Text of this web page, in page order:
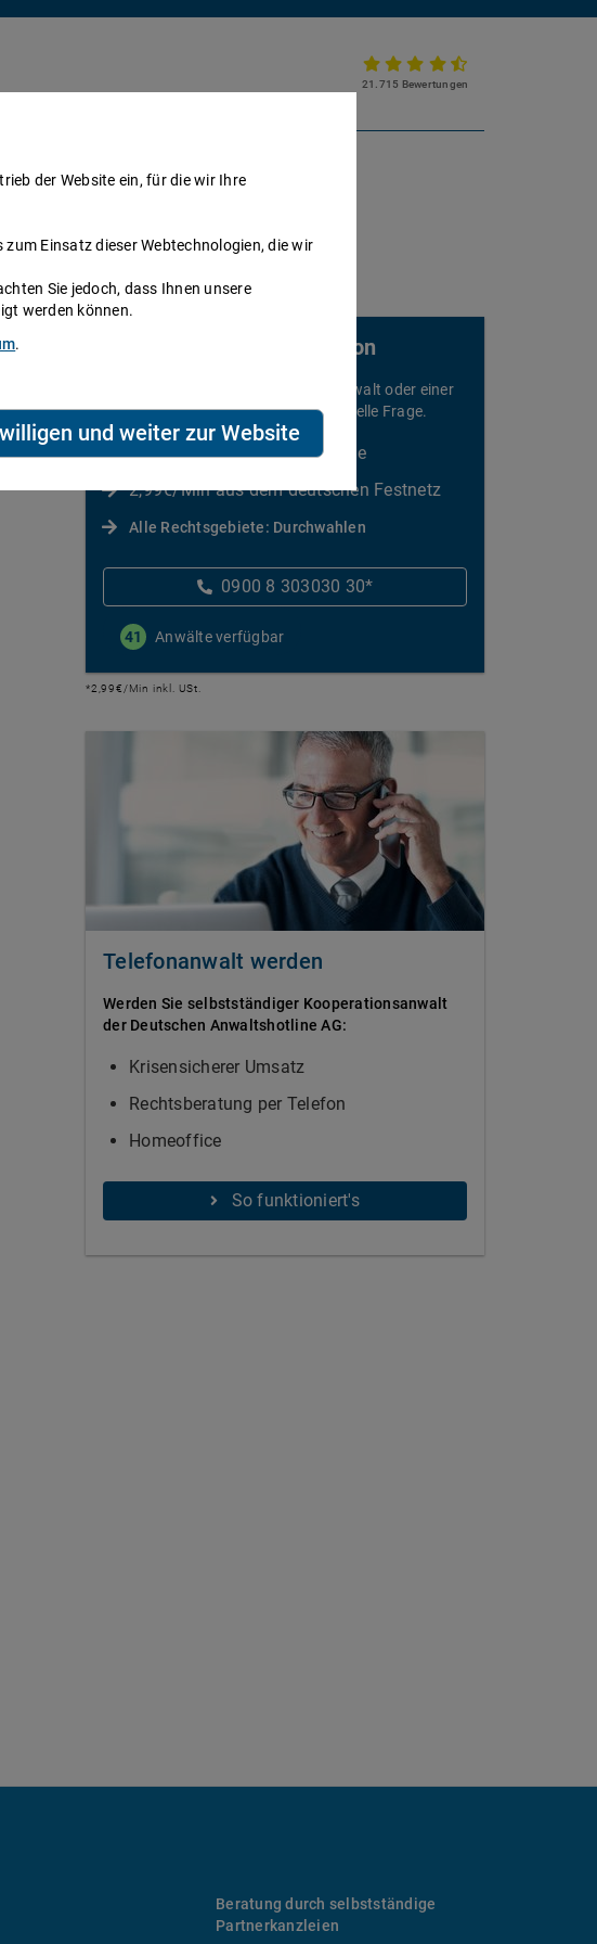
21.715 Bewertungen
werden Partnerkanzlei werden
Rechtsberatung am Telefon
Telefonieren Sie sofort mit einem Anwalt oder einer
Anwältin und stellen Sie Ihre individuelle Frage.
Erfahrene Anwälte beraten Sie
2,99€/Min aus dem deutschen Festnetz
Alle Rechtsgebiete: Durchwahlen
0900 8 303030 30*
41 Anwälte verfügbar
*2,99€/Min inkl. USt.
Telefonanwalt werden
Werden Sie selbstständiger Kooperationsanwalt
der Deutschen Anwaltshotline AG:
Krisensicherer Umsatz
Rechtsberatung per Telefon
Homeoffice
So funktioniert's
Beratung durch selbstständige
Partnerkanzleien
der Website ein, für die wir Ihre
Einsatz dieser Webtechnologien, die wir
Sie jedoch, dass Ihnen unsere
werden können.
.
und weiter zur Website